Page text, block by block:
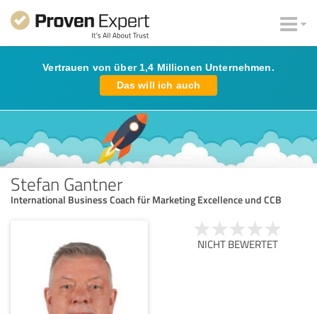
Vertrauen von über 1,4 Millionen Unternehmen.
Das will ich auch
Stefan Gantner
International Business Coach für Marketing Excellence und CCB
NICHT BEWERTET